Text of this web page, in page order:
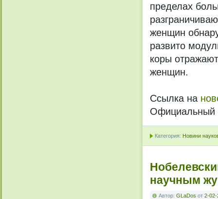
пределах
женщин
развито
коры
женщин.
Ссылка на
Официальный
Категория: Новини
научным
Автор: GLaDos от 2-02-